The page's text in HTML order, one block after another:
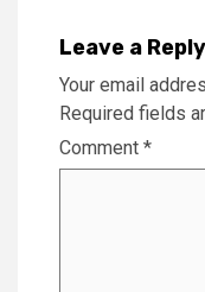
Leave a Reply
Your email
Required fields
Comment *